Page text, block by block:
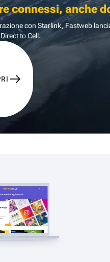
connessi, anche
con Starlink, Fastweb
to Cell.